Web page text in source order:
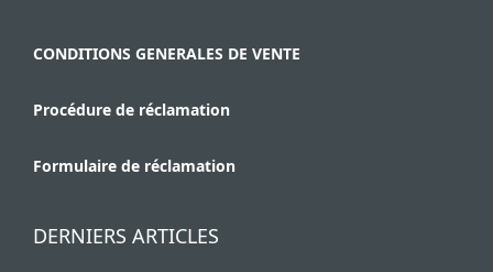
n
CONDITIONS GENERALES DE VENTE
Procédure de réclamation
Formulaire de réclamation
DERNIERS ARTICLES